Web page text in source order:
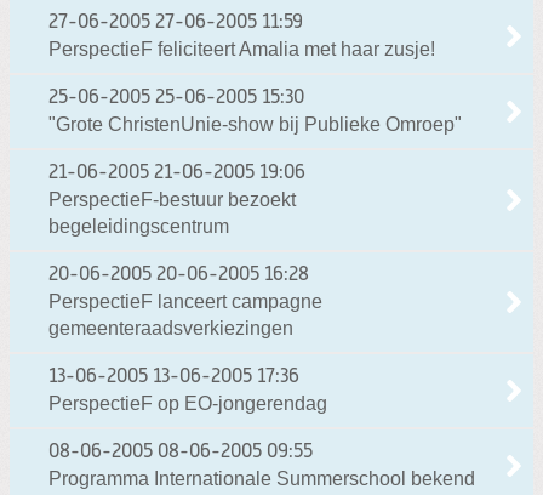
27-06-2005 27-06-2005 11:59
PerspectieF feliciteert Amalia met haar zusje!
25-06-2005 25-06-2005 15:30
"Grote ChristenUnie-show bij Publieke Omroep"
21-06-2005 21-06-2005 19:06
PerspectieF-bestuur bezoekt
begeleidingscentrum
20-06-2005 20-06-2005 16:28
PerspectieF lanceert campagne
gemeenteraadsverkiezingen
13-06-2005 13-06-2005 17:36
PerspectieF op EO-jongerendag
08-06-2005 08-06-2005 09:55
Programma Internationale Summerschool bekend